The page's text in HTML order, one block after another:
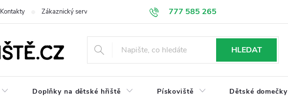
777 585 265
Kontakty Zákaznický servis Doprava a platba Obchodní podmínky
HLEDAT
Doplňky na dětské hřiště Pískoviště Dětské domečky